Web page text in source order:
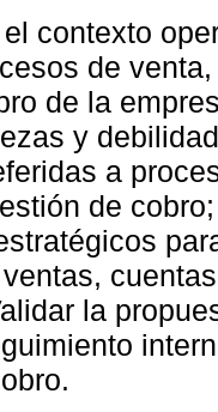
contexto
de
de la
y
a
de
la